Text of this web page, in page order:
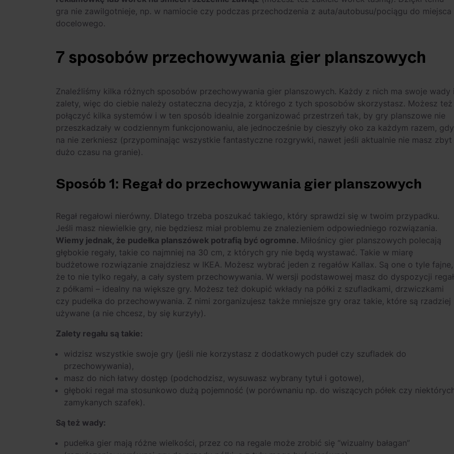
gra nie zawilgotnieje, np. w namiocie czy podczas przechodzenia z auta/autobusu/pociągu do miejsca
docelowego.
7 sposobów przechowywania gier planszowych
Znaleźliśmy kilka różnych sposobów przechowywania gier planszowych. Każdy z nich ma swoje wady
zalety, więc do ciebie należy ostateczna decyzja, z którego z tych sposobów skorzystasz. Możesz też
połączyć kilka systemów i w ten sposób idealnie zorganizować przestrzeń tak, by gry planszowe nie
przeszkadzały w codziennym funkcjonowaniu, ale jednocześnie by cieszyły oko za każdym razem, gdy
na nie zerkniesz (przypominając wszystkie fantastyczne rozgrywki, nawet jeśli aktualnie nie masz zbyt
dużo czasu na granie).
Sposób 1: Regał do przechowywania gier planszowych
Regał regałowi nierówny. Dlatego trzeba poszukać takiego, który sprawdzi się w twoim przypadku.
Jeśli masz niewielkie gry, nie będziesz miał problemu ze znalezieniem odpowiedniego rozwiązania.
Wiemy jednak, że pudełka planszówek potrafią być ogromne. Miłośnicy gier planszowych polecają
głębokie regały, takie co najmniej na 30 cm, z których gry nie będą wystawać. Takie w miarę
budżetowe rozwiązanie znajdziesz w IKEA. Możesz wybrać jeden z regałów Kallax. Są one o tyle fajne,
że to nie tylko regały, a cały system przechowywania. W wersji podstawowej masz do dyspozycji regał
z półkami – idealny na większe gry. Możesz też dokupić wkłady na półki z szufladkami, drzwiczkami
czy pudełka do przechowywania. Z nimi zorganizujesz także mniejsze gry oraz takie, które są rzadziej
używane (a nie chcesz, by się kurzyły).
Zalety regału są takie:
widzisz wszystkie swoje gry (jeśli nie korzystasz z dodatkowych pudeł czy szufladek do
przechowywania),
masz do nich łatwy dostęp (podchodzisz, wysuwasz wybrany tytuł i gotowe),
głęboki regał ma stosunkowo dużą pojemność (w porównaniu np. do wiszących półek czy
zamykanych szafek).
Są też wady:
pudełka gier mają różne wielkości, przez co na regale może zrobić się “wizualny bałagan”